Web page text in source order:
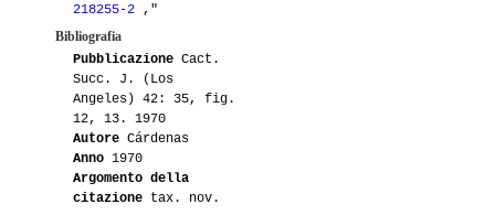
218255-2 ,"
Bibliografia
Pubblicazione Cact.
Succ. J. (Los
Angeles) 42: 35, fig.
12, 13. 1970
Autore Cárdenas
Anno 1970
Argomento della
citazione tax. nov.